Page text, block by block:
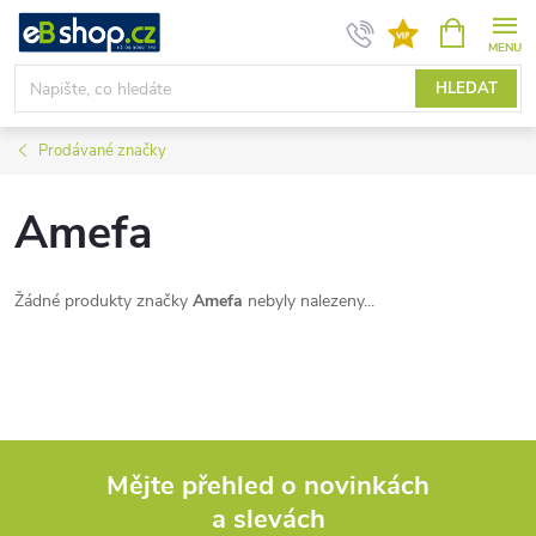
Přejít
obsah
HLEDAT
NÁKUPNÍ
KOŠÍK
Prodávané značky
Amefa
Žádné produkty značky Amefa nebyly nalezeny...
Mějte přehled o novinkách
a slevách